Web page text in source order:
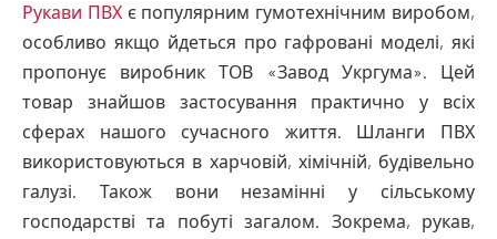
Рукави ПВХє популярним гумотехнічним виробом,
особливо якщо йдеться про гафровані моделі, які
пропонує виробник ТОВ «Завод Укргума». Цей
товар знайшов застосування практично у всіх
сферах нашого сучасного життя. Шланги ПВХ
використовуються в харчовій, хімічній, будівельно
галузі. Також вони незамінні у сільському
господарстві та побуті загалом. Зокрема, рукав,